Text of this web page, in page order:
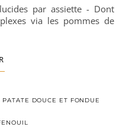
via les pommes de
DOUCE ET FONDUE